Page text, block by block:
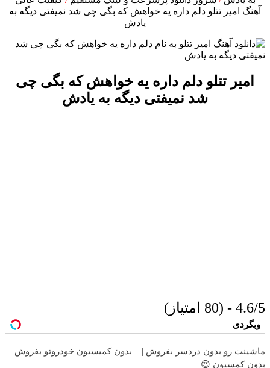
آهنگ امیر تتلو دلم داره يه خواهش كه بگى چى شد نميفتى ديگه به
يادش
امیر تتلو دلم داره يه خواهش كه بگى چى
شد نميفتى ديگه به يادش
4.6/5 - (80 امتیاز)
وبگردی
ماشینت رو بدون دردسر بفروش |
بدون کمسیون 😍
بدون کمیسیون خودروتو بفروش